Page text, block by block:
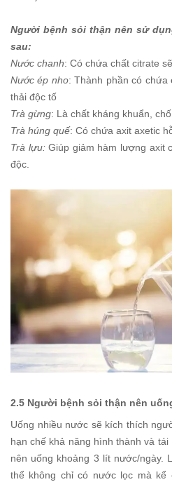
Người bệnh sỏi thận nên sử
sau:
Nước chanh: Có chứa chất citrate
Nước ép nho: Thành phần có chứa
thải độc tố
Trà gừng: Là chất kháng khuẩn,
Trà húng quế: Có chứa axit axetic
Trà lựu:Giúp giảm hàm lượng axit
độc.
2.5 Người bệnh sỏi thận nên
Uống nhiều nước sẽ kích thích
hạn chế khả năng hình thành và
nên uống khoảng 3 lít nước/ngày.
thể không chỉ có nước lọc mà